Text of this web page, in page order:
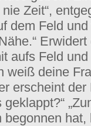
Zeit“,
dem Feld
Erwidert
aufs Feld
weiß deine
erscheint
hat,